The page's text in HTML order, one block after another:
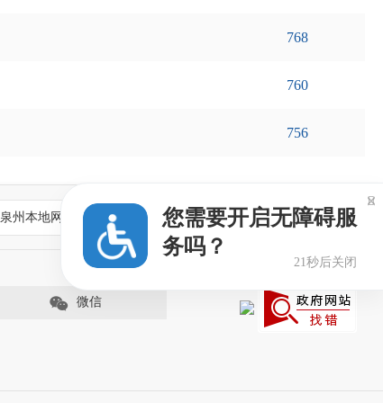
768
760
756
泉州本地网站
微信
您需要开启无障碍服
务吗？
21秒后关闭
